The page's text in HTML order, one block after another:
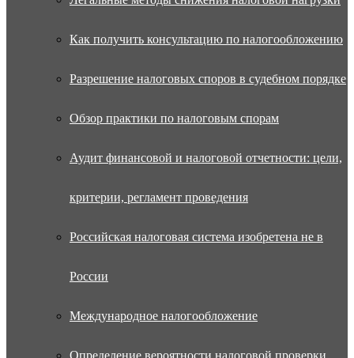
Как получить консультацию по налогообложению
Разрешение налоговых споров в судебном порядке
Обзор практики по налоговым спорам
Аудит финансовой и налоговой отчетности: цели,
критерии, регламент проведения
Российская налоговая система изобретена не в
России
Международное налогообложение
Определение вероятности налоговой проверки